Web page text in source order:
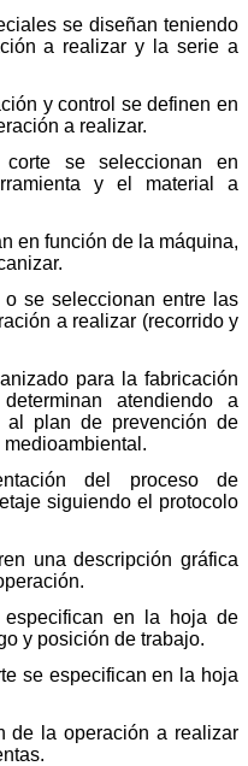
se diseñan teniendo
a realizar y la serie a
y control se definen en
a realizar.
se seleccionan en
y el material a
en función de la máquina,
se seleccionan entre las
a realizar (recorrido y
para la fabricación
atendiendo a
al plan de prevención de
del proceso de
siguiendo el protocolo
una descripción gráfica
en la hoja de
y posición de trabajo.
se especifican en la hoja
de la operación a realizar